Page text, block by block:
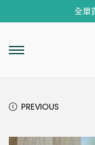
全單
PREVIOUS